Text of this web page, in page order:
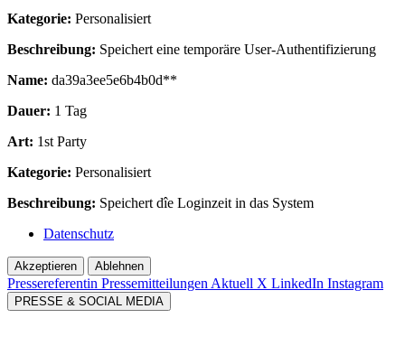
Kategorie: Personalisiert
Beschreibung: Speichert eine temporäre User-Authentifizierung
Name: da39a3ee5e6b4b0d**
Dauer: 1 Tag
Art: 1st Party
Kategorie: Personalisiert
Beschreibung: Speichert dîe Loginzeit in das System
Datenschutz
Akzeptieren Ablehnen
Pressereferentin Pressemitteilungen Aktuell X LinkedIn Instagram
PRESSE & SOCIAL MEDIA